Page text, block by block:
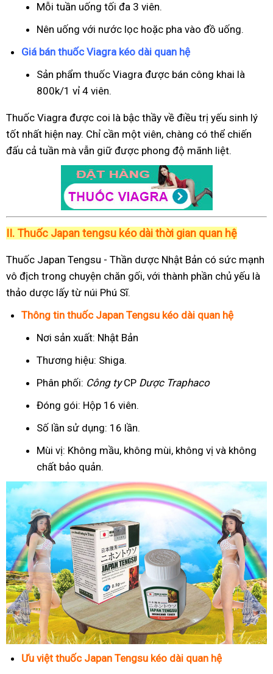
Mỗi tuần uống tối đa 3 viên.
Nên uống với nước lọc hoặc pha vào đồ uống.
Giá bán thuốc Viagra kéo dài quan hệ
Sản phẩm thuốc Viagra được bán công khai là
800k/1 vỉ 4 viên.
Thuốc Viagra được coi là bậc thầy về điều trị yếu sinh lý
tốt nhất hiện nay. Chỉ cần một viên, chàng có thể chiến
đấu cả tuần mà vẫn giữ được phong độ mãnh liệt.
II. Thuốc Japan tengsu kéo dài thời gian quan hệ
Thuốc Japan Tengsu - Thần dược Nhật Bản có sức mạnh
vô địch trong chuyện chăn gối, với thành phần chủ yếu là
thảo dược lấy từ núi Phú Sĩ.
Thông tin thuốc Japan Tengsu kéo dài quan hệ
Nơi sản xuất: Nhật Bản
Thương hiệu: Shiga.
Phân phối: Công tyCP Dược Traphaco
Đóng gói: Hộp 16 viên.
Số lần sử dụng: 16 lần.
Mùi vị: Không mầu, không mùi, không vị và không
chất bảo quản.
Ưu việt thuốc Japan Tengsu kéo dài quan hệ